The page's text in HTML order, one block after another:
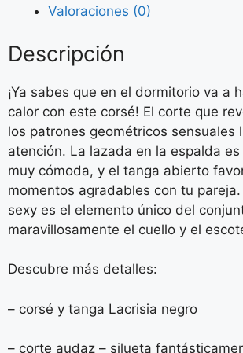
Valoraciones (0)
Descripción
¡Ya sabes que en el dormitorio va a
calor con este corsé! El corte que
los patrones geométricos sensuales
atención. La lazada en la espalda
muy cómoda, y el tanga abierto
momentos agradables con tu
sexy es el elemento único del
maravillosamente el cuello y el
Descubre más detalles:
– corsé y tanga Lacrisia negro
– corte audaz – silueta